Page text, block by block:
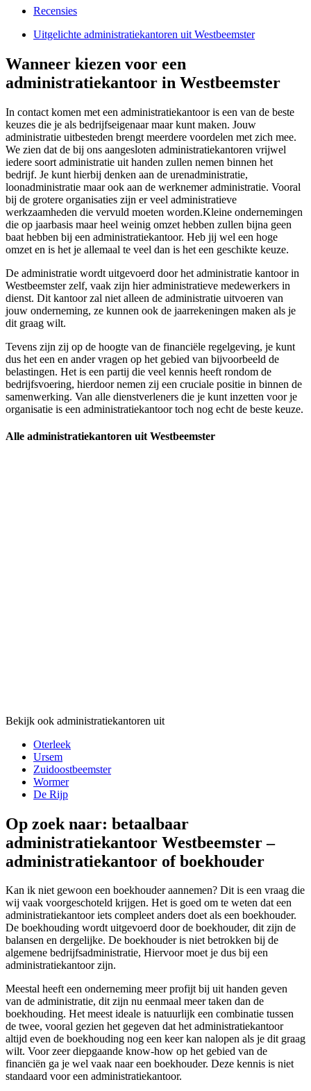
Recensies
Uitgelichte administratiekantoren uit Westbeemster
Wanneer kiezen voor een
administratiekantoor in Westbeemster
In contact komen met een administratiekantoor is een van de beste
keuzes die je als bedrijfseigenaar maar kunt maken. Jouw
administratie uitbesteden brengt meerdere voordelen met zich mee.
We zien dat de bij ons aangesloten administratiekantoren vrijwel
iedere soort administratie uit handen zullen nemen binnen het
bedrijf. Je kunt hierbij denken aan de urenadministratie,
loonadministratie maar ook aan de werknemer administratie. Vooral
bij de grotere organisaties zijn er veel administratieve
werkzaamheden die vervuld moeten worden.Kleine ondernemingen
die op jaarbasis maar heel weinig omzet hebben zullen bijna geen
baat hebben bij een administratiekantoor. Heb jij wel een hoge
omzet en is het je allemaal te veel dan is het een geschikte keuze.
De administratie wordt uitgevoerd door het administratie kantoor in
Westbeemster zelf, vaak zijn hier administratieve medewerkers in
dienst. Dit kantoor zal niet alleen de administratie uitvoeren van
jouw onderneming, ze kunnen ook de jaarrekeningen maken als je
dit graag wilt.
Tevens zijn zij op de hoogte van de financiële regelgeving, je kunt
dus het een en ander vragen op het gebied van bijvoorbeeld de
belastingen. Het is een partij die veel kennis heeft rondom de
bedrijfsvoering, hierdoor nemen zij een cruciale positie in binnen de
samenwerking. Van alle dienstverleners die je kunt inzetten voor je
organisatie is een administratiekantoor toch nog echt de beste keuze.
Alle administratiekantoren uit Westbeemster
Bekijk ook administratiekantoren uit
Oterleek
Ursem
Zuidoostbeemster
Wormer
De Rijp
Op zoek naar: betaalbaar
administratiekantoor Westbeemster –
administratiekantoor of boekhouder
Kan ik niet gewoon een boekhouder aannemen? Dit is een vraag die
wij vaak voorgeschoteld krijgen. Het is goed om te weten dat een
administratiekantoor iets compleet anders doet als een boekhouder.
De boekhouding wordt uitgevoerd door de boekhouder, dit zijn de
balansen en dergelijke. De boekhouder is niet betrokken bij de
algemene bedrijfsadministratie, Hiervoor moet je dus bij een
administratiekantoor zijn.
Meestal heeft een onderneming meer profijt bij uit handen geven
van de administratie, dit zijn nu eenmaal meer taken dan de
boekhouding. Het meest ideale is natuurlijk een combinatie tussen
de twee, vooral gezien het gegeven dat het administratiekantoor
altijd even de boekhouding nog een keer kan nalopen als je dit graag
wilt. Voor zeer diepgaande know-how op het gebied van de
financiën ga je wel vaak naar een boekhouder. Deze kennis is niet
standaard voor een administratiekantoor.